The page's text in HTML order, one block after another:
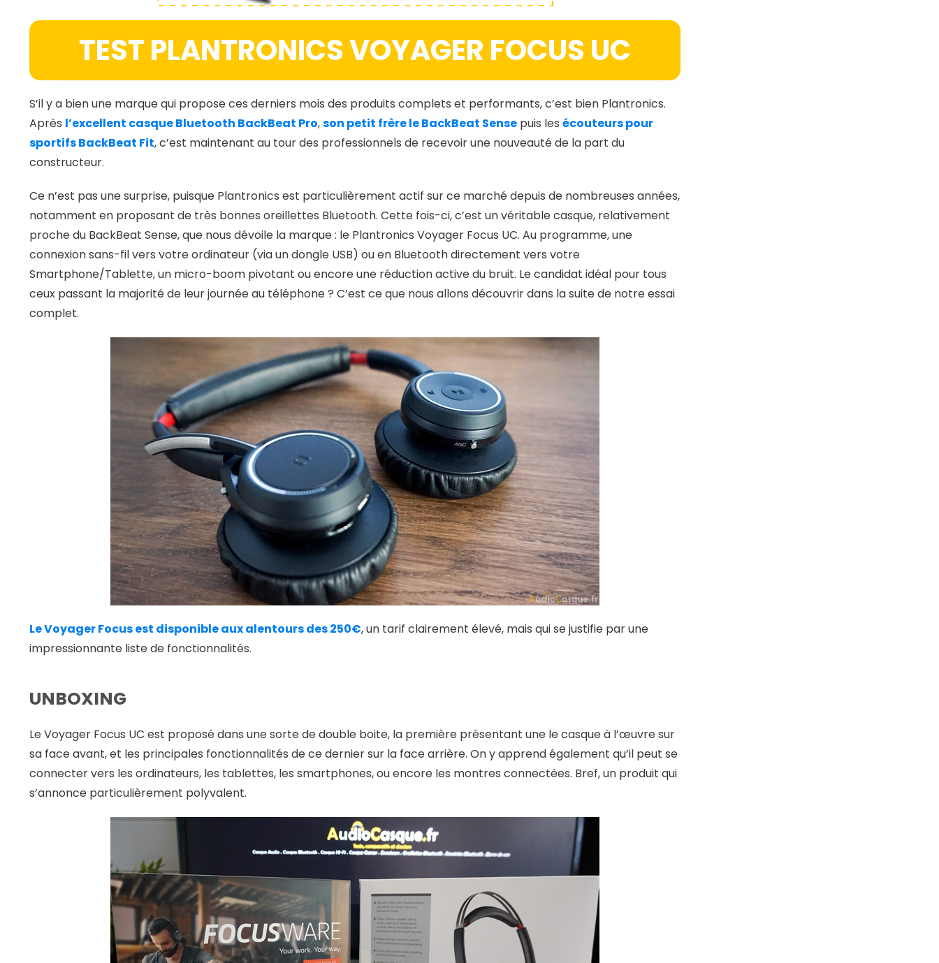
TEST PLANTRONICS VOYAGER FOCUS UC
S’il y a bien une marque qui propose ces derniers mois des produits complets et performants, c’est bien Plantronics.
Après l’excellent casque Bluetooth BackBeat Pro,son petit frère le BackBeat Sense puis les écouteurs pour
sportifs BackBeat Fit, c’est maintenant au tour des professionnels de recevoir une nouveauté de la part du
constructeur.
Ce n’est pas une surprise, puisque Plantronics est particulièrement actif sur ce marché depuis de nombreuses années,
notamment en proposant de très bonnes oreillettes Bluetooth. Cette fois-ci, c’est un véritable casque, relativement
proche du BackBeat Sense, que nous dévoile la marque : le Plantronics Voyager Focus UC. Au programme, une
connexion sans-fil vers votre ordinateur (via un dongle USB) ou en Bluetooth directement vers votre
Smartphone/Tablette, un micro-boom pivotant ou encore une réduction active du bruit. Le candidat idéal pour tous
ceux passant la majorité de leur journée au téléphone ? C’est ce que nous allons découvrir dans la suite de notre essai
complet.
Le Voyager Focus est disponible aux alentours des 250€, un tarif clairement élevé, mais qui se justifie par une
impressionnante liste de fonctionnalités.
UNBOXING
Le Voyager Focus UC est proposé dans une sorte de double boite, la première présentant une le casque à l’œuvre sur
sa face avant, et les principales fonctionnalités de ce dernier sur la face arrière. On y apprend également qu’il peut se
connecter vers les ordinateurs, les tablettes, les smartphones, ou encore les montres connectées. Bref, un produit qui
s’annonce particulièrement polyvalent.